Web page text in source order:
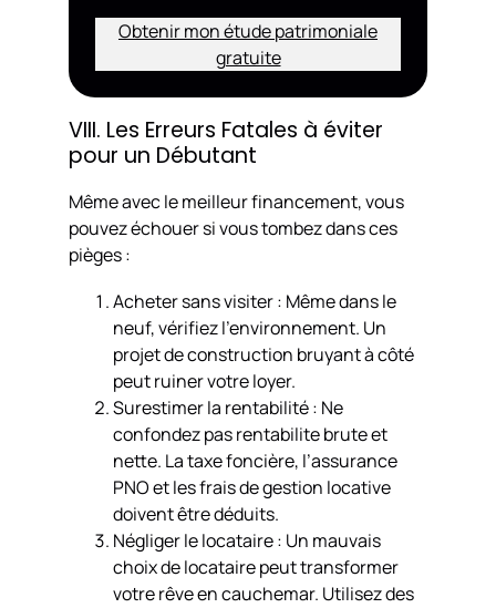
Obtenir mon étude patrimoniale
gratuite
VIII. Les Erreurs Fatales à éviter
pour un Débutant
Même avec le meilleur financement, vous
pouvez échouer si vous tombez dans ces
pièges :
Acheter sans visiter : Même dans le
neuf, vérifiez l’environnement. Un
projet de construction bruyant à côté
peut ruiner votre loyer.
Surestimer la rentabilité : Ne
confondez pas rentabilite brute et
nette. La taxe foncière, l’assurance
PNO et les frais de gestion locative
doivent être déduits.
Négliger le locataire : Un mauvais
choix de locataire peut transformer
votre rêve en cauchemar. Utilisez des